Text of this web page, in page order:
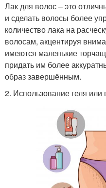
Лак для волос – это
и сделать волосы более
количество лака на
волосам, акцентируя
имеются маленькие
придать им более
образ завершённым.
2. Использование геля или